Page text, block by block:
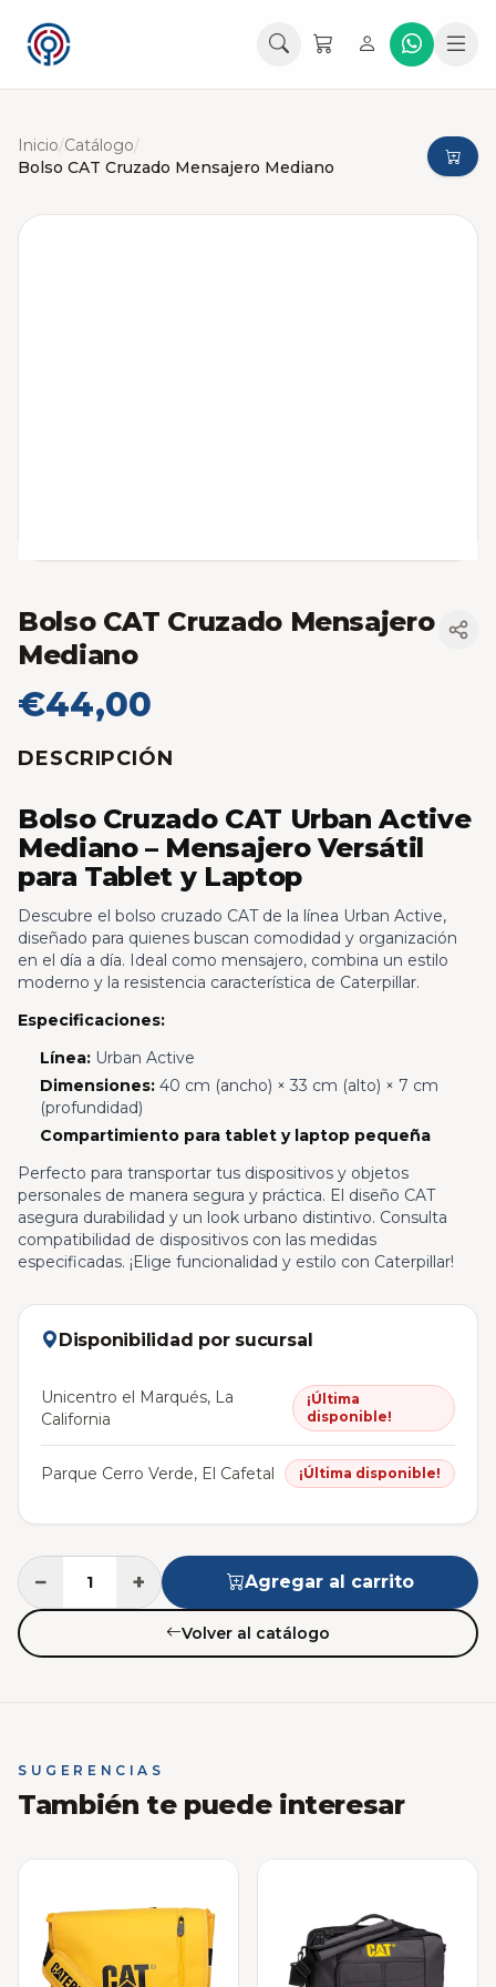
Inicio/Catálogo/
Bolso CAT Cruzado Mensajero Mediano
Bolso CAT Cruzado Mensajero
Mediano
€44,00
DESCRIPCIÓN
Bolso Cruzado CAT Urban Active
Mediano – Mensajero Versátil
para Tablet y Laptop
Descubre el bolso cruzado CAT de la línea Urban Active,
diseñado para quienes buscan comodidad y organización
en el día a día. Ideal como mensajero, combina un estilo
moderno y la resistencia característica de Caterpillar.
Especificaciones:
Línea:Urban Active
Dimensiones:40 cm (ancho) × 33 cm (alto) × 7 cm
(profundidad)
Compartimiento para tablet y laptop pequeña
Perfecto para transportar tus dispositivos y objetos
personales de manera segura y práctica. El diseño CAT
asegura durabilidad y un look urbano distintivo. Consulta
compatibilidad de dispositivos con las medidas
especificadas. ¡Elige funcionalidad y estilo con Caterpillar!
Disponibilidad por sucursal
Unicentro el Marqués, La
California
¡Última
disponible!
Parque Cerro Verde, El Cafetal ¡Última disponible!
− + Agregar al carrito
Volver al catálogo
SUGERENCIAS
También te puede interesar